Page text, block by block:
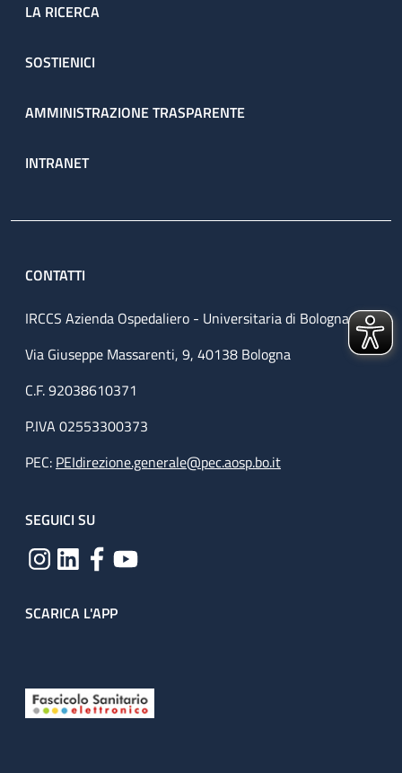
LA RICERCA
SOSTIENICI
AMMINISTRAZIONE TRASPARENTE
INTRANET
CONTATTI
IRCCS Azienda Ospedaliero - Universitaria di Bologna
Via Giuseppe Massarenti, 9, 40138 Bologna
C.F. 92038610371
P.IVA 02553300373
PEC: PEIdirezione.generale@pec.aosp.bo.it
SEGUICI SU
SCARICA L'APP